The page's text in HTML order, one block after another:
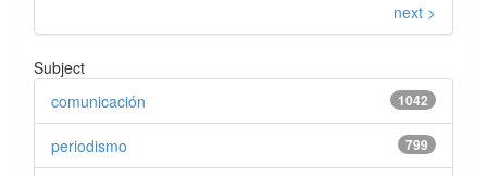
next >
Subject
1042
comunicación
799
periodismo